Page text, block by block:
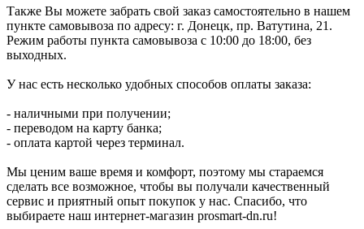
Также Вы можете забрать свой заказ самостоятельно в нашем
пункте самовывоза по адресу: г. Донецк, пр. Ватутина, 21.
Режим работы пункта самовывоза с 10:00 до 18:00, без
выходных.
У нас есть несколько удобных способов оплаты заказа:
- наличными при получении;
- переводом на карту банка;
- оплата картой через терминал.
Мы ценим ваше время и комфорт, поэтому мы стараемся
сделать все возможное, чтобы вы получали качественный
сервис и приятный опыт покупок у нас. Спасибо, что
выбираете наш интернет-магазин prosmart-dn.ru!